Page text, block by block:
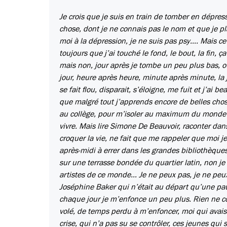
Je crois que je suis en train de tomber en
chose, dont je ne connais pas le nom et que je
moi à la dépression, je ne suis pas psy…. Mais
toujours que j’ai touché le fond, le bout, la fin,
mais non, jour après je tombe un peu plus bas,
jour, heure après heure, minute après minute,
se fait flou, disparait, s’éloigne, me fuit et j’ai
que malgré tout j’apprends encore de belles
au collège, pour m’isoler au maximum du
vivre. Mais lire Simone De Beauvoir, raconter
croquer la vie, ne fait que me rappeler que moi
après-midi à errer dans les grandes
sur une terrasse bondée du quartier latin, non
artistes de ce monde… Je ne peux pas, je ne
Joséphine Baker qui n’était au départ qu’une
chaque jour je m’enfonce un peu plus. Rien ne
volé, de temps perdu à m’enfoncer, moi qui
crise, qui n’a pas su se contrôler, ces jeunes